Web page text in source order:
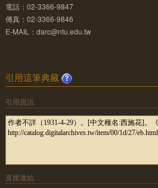
電話：02-3366-9847
傳真：02-3366-9846
E-MAIL：darc@ntu.edu.tw
引用這筆典藏
引用資訊
直接連結